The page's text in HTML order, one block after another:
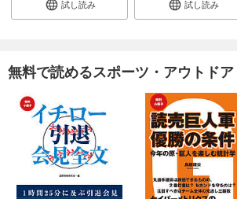
試し読み 試し読み
無料で読めるスポーツ・アウトドア